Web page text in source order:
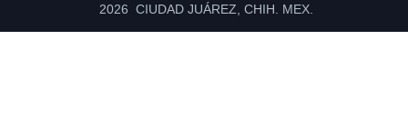
2026 CIUDAD JUÁREZ, CHIH. MEX.